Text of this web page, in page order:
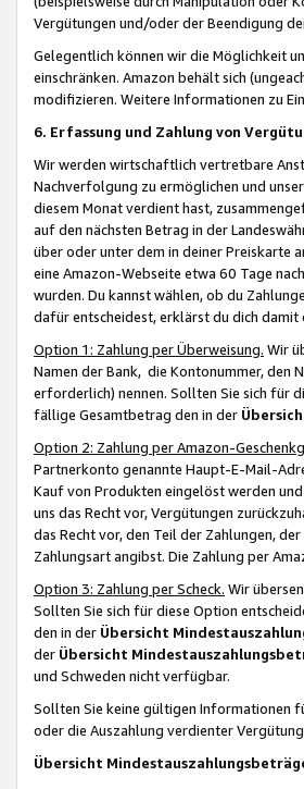
Vergütungen und/oder der Beendigung
Gelegentlich können wir die Möglichkeit
einschränken. Amazon behält sich
modifizieren. Weitere Informationen zu
6. Erfassung und Zahlung von
Wir werden wirtschaftlich vertretbare
Nachverfolgung zu ermöglichen und
diesem Monat verdient hast,
auf den nächsten Betrag in der
über oder unter dem in deiner Preiskarte
eine Amazon-Webseite etwa 60 Tage
wurden. Du kannst wählen, ob du
dafür entscheidest, erklärst du dich
Option 1: Zahlung per Überweisung. Wir
Namen der Bank, die Kontonummer, den
erforderlich) nennen. Sollten Sie sich für
fällige Gesamtbetrag den in der
Option 2: Zahlung per Amazon-
Partnerkonto genannte Haupt-E-Mail-
Kauf von Produkten eingelöst werden
uns das Recht vor, Vergütungen
das Recht vor, den Teil der Zahlungen,
Zahlungsart angibst. Die Zahlung per
Option 3: Zahlung per Scheck. Wir
Sollten Sie sich für diese Option
den in der Übersicht
der Übersicht
und Schweden nicht verfügbar.
Sollten Sie keine gültigen Informationen
oder die Auszahlung verdienter
Übersicht